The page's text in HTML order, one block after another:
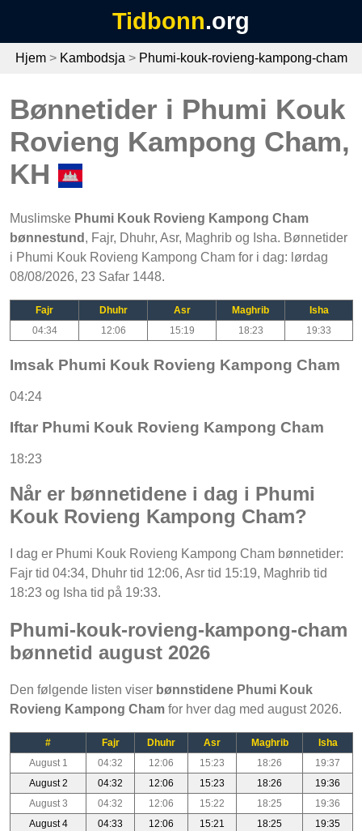
Tidbonn.org
Hjem> Kambodsja > Phumi-kouk-rovieng-kampong-cham
Bønnetider i Phumi Kouk
Rovieng Kampong Cham,
KH
Muslimske Phumi Kouk Rovieng Kampong Cham
bønnestund , Fajr, Dhuhr, Asr, Maghrib og Isha. Bønnetider
i Phumi Kouk Rovieng Kampong Cham for i dag: lørdag
08/08/2026, 23 Safar 1448.
Fajr Dhuhr Asr Maghrib
Isha
04:34
12:06 15:19 18:23 19:33
Imsak Phumi Kouk Rovieng Kampong Cham
04:24
Iftar Phumi Kouk Rovieng Kampong Cham
18:23
Når er bønnetidene i dag i Phumi
Kouk Rovieng Kampong Cham?
I dag er Phumi Kouk Rovieng Kampong Cham bønnetider:
Fajr tid 04:34, Dhuhr tid 12:06, Asr tid 15:19, Maghrib tid
18:23 og Isha tid på 19:33.
Phumi-kouk-rovieng-kampong-cham
bønnetid august 2026
Den følgende listen viser bønnstidene Phumi Kouk
Rovieng Kampong Cham for hver dag med august 2026.
# Fajr Dhuhr Asr Maghrib
Isha
August 1
04:32 12:06 15:23 18:26
19:37
August 2
04:32 12:06 15:23 18:26
19:36
August 3
04:32 12:06 15:22 18:25
19:36
August 4
04:33 12:06 15:21 18:25
19:35